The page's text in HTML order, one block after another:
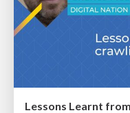
Lessons Learnt